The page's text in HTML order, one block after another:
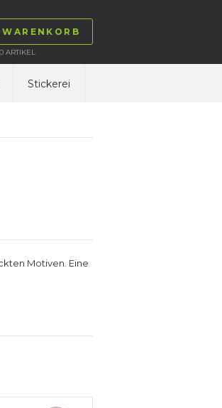
0ARTIKEL
Stickerei
Motiven. Eine